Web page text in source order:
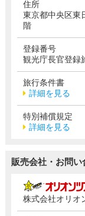
住所
東京都中央区東
階
登録番号
観光庁長官登録
旅行条件書
詳細を見る
特別補償規定
詳細を見る
販売会社・お問い
株式会社オリオ